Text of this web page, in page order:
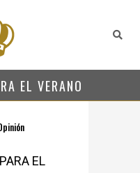
EL VERANO
EL